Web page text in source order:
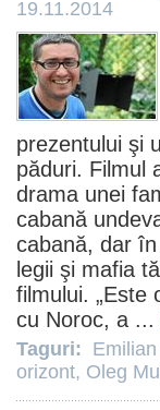
19.11.2014
prezentului şi
păduri. Filmul
drama unei
cabană
cabană, dar
legii şi mafia
filmului. „Este
cu Noroc, a ...
Taguri:
orizont, Oleg